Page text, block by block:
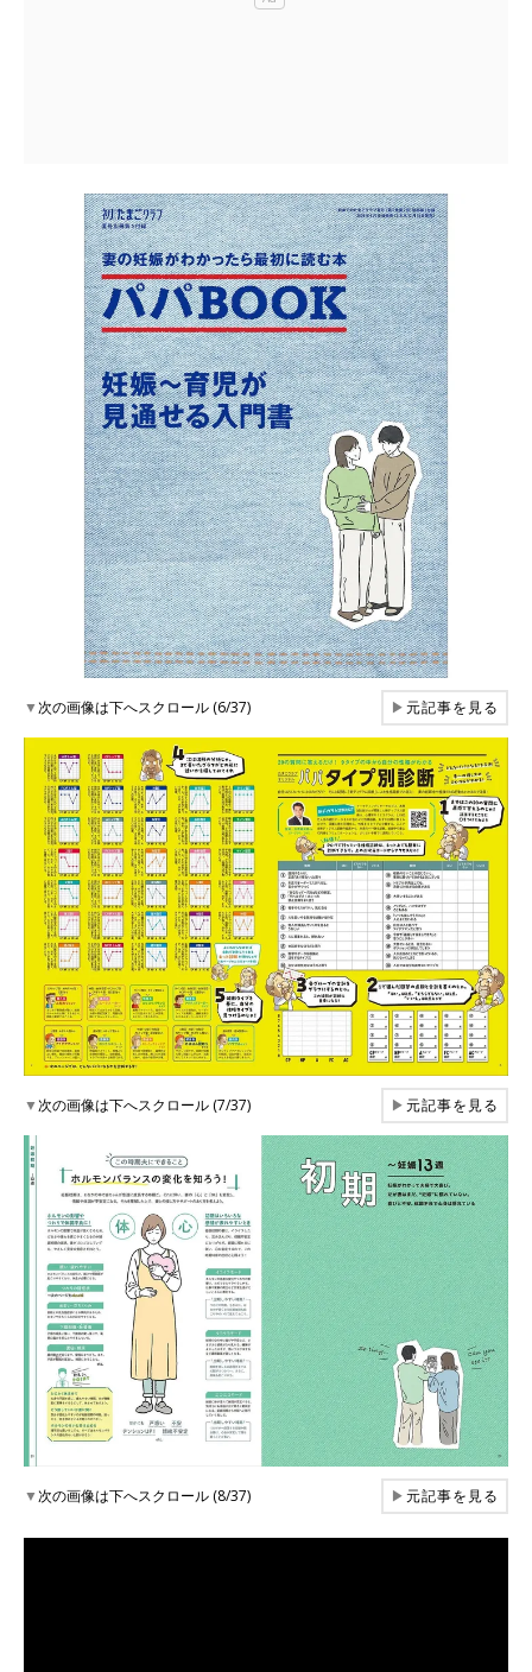
▼次の画像は下へスクロール (6/37) ▶元記事を見る
▼次の画像は下へスクロール (7/37) ▶元記事を見る
▼次の画像は下へスクロール (8/37) ▶元記事を見る